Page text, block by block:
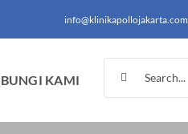
info@klinikapollojakarta.com
KAMI